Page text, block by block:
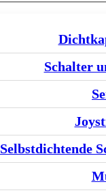
Schalter
Selbstdichtende